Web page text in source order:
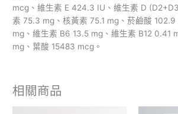
mcg、維生素 E 424.3 IU、維生素 D
素 75.3 mg、核黃素 75.1 mg、菸鹼酸
mg、維生素 B6 13.5 mg、維生素 B12 0.41
mg、葉酸 15483 mcg。
相關商品